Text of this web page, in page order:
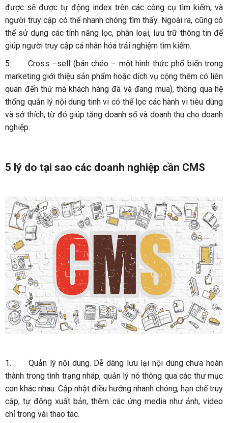
được sẽ được tự động index trên các công cụ tìm kiếm, và
người truy cập có thể nhanh chóng tìm thấy. Ngoài ra, cũng có
thể sử dụng các tính năng lọc, phân loại, lưu trữ thông tin để
giúp người truy cập cá nhân hóa trải nghiệm tìm kiếm.
5. Cross –sell (bán chéo – một hình thức phổ biến trong
marketing giới thiệu sản phẩm hoặc dịch vụ cộng thêm có liên
quan đến thứ mà khách hàng đã và đang mua), thông qua hệ
thống quản lý nội dung tinh vi có thể lọc các hành vi tiêu dùng
và sở thích, từ đó giúp tăng doanh số và doanh thu cho doanh
nghiệp.
5 lý do tại sao các doanh nghiệp cần CMS
1. Quản lý nội dung. Dễ dàng lưu lại nội dung chưa hoàn
thành trong tình trạng nháp, quản lý nó thông qua các thư mục
con khác nhau. Cập nhật điều hướng nhanh chóng, hạn chế truy
cập, tự động xuất bản, thêm các ứng media như ảnh, video
chỉ trong vài thao tác.